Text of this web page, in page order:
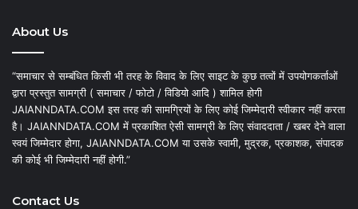
About Us
“समाचार से सम्बंधित किसी भी तरह के विवाद के लिए साइट के कुछ तत्वों में उपयोगकर्ताओं
द्वारा प्रस्तुत सामग्री ( समाचार / फोटो / विडियो आदि ) शामिल होगी
JAIANNDATA.COM इस तरह की सामग्रियों के लिए कोई जिम्मेदारी स्वीकार नहीं करता
है। JAIANNDATA.COM में प्रकाशित ऐसी सामग्री के लिए संवाददाता / खबर देने वाला
स्वयं जिम्मेदार होगा, JAIANNDATA.COM या उसके स्वामी, मुद्रक, प्रकाशक, संपादक
की कोई भी जिम्मेदारी नहीं होगी.”
Contact Us